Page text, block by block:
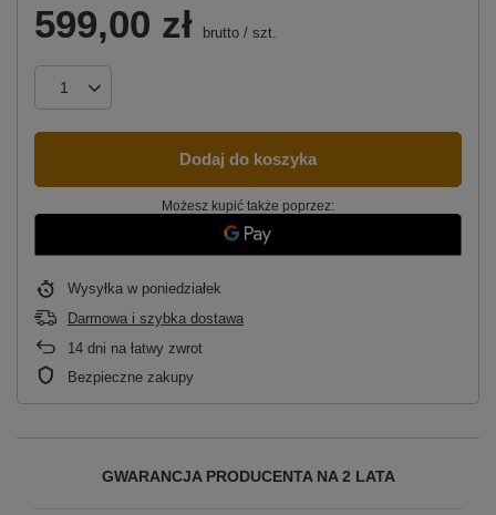
599,00 zł brutto / szt.
Dodaj do koszyka
Możesz kupić także poprzez:
Wysyłka w poniedziałek
Darmowa i szybka dostawa
14 dni na łatwy zwrot
Bezpieczne zakupy
GWARANCJA PRODUCENTA NA 2 LATA